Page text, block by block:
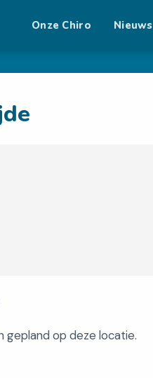
Onze Chiro Nieuws
gepland op deze locatie.